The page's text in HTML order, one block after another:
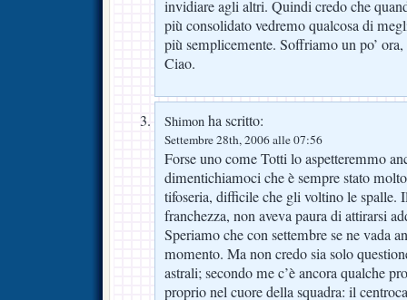
invidiare agli altri. Quindi credo che
più consolidato vedremo qualcosa di
più semplicemente. Soffriamo un po’
Ciao.
Shimon ha scritto:
Settembre 28th, 2006 alle 07:56
Forse uno come Totti lo aspetteremmo
dimentichiamoci che è sempre stato
tifoseria, difficile che gli voltino le spalle.
franchezza, non aveva paura di attirarsi
Speriamo che con settembre se ne vada
momento. Ma non credo sia solo
astrali; secondo me c’è ancora qualche
proprio nel cuore della squadra: il